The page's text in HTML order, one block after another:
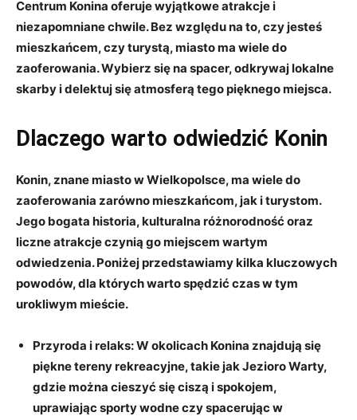
Centrum Konina ​oferuje wyjątkowe⁤ atrakcje i
niezapomniane⁢ chwile. Bez względu ⁤na⁢ to, czy jesteś ​
mieszkańcem, czy turystą,​ miasto ma‍ wiele‍ do
zaoferowania. Wybierz się ‍na‍ spacer, odkrywaj lokalne
skarby i ⁤delektuj ‌się atmosferą tego pięknego miejsca.
Dlaczego‌ warto odwiedzić Konin
Konin, znane⁢ miasto w ‌Wielkopolsce, ma ‍wiele‍ do
zaoferowania zarówno⁤ mieszkańcom, jak i turystom.
Jego bogata historia, kulturalna ‍różnorodność oraz ​
liczne atrakcje ⁢czynią go⁢ miejscem wartym
odwiedzenia.⁢ Poniżej przedstawiamy kilka kluczowych
powodów, dla których warto spędzić czas w tym
urokliwym ​mieście.
Przyroda i⁢ relaks:W‌ okolicach Konina ​znajdują się
piękne tereny ⁤rekreacyjne,⁤ takie jak Jezioro​ Warty,
gdzie można​ cieszyć się ciszą ⁤i spokojem,
uprawiając ⁤sporty wodne ‍czy spacerując w